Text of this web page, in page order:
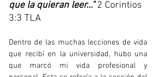
que la quieran leer…" 2 Corintios
3:3 TLA
Dentro de las muchas lecciones de vida
que recibí en la universidad, hubo una
que marcó mi vida profesional y